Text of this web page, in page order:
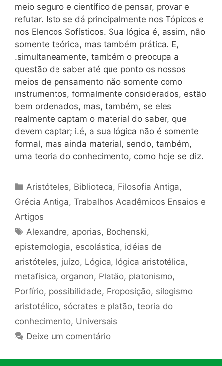
meio seguro e científico de pensar, provar e
refutar. Isto se dá principalmente nos Tópicos e
nos Elencos Sofísticos. Sua lógica é, assim, não
somente teórica, mas também prática. E,
.simultaneamente, também o preocupa a
questão de saber até que ponto os nossos
meios de pensamento não somente como
instrumentos, formalmente considerados, estão
bem ordenados, mas, também, se eles
realmente captam o material do saber, que
devem captar; i.é, a sua lógica não é somente
formal, mas ainda material, sendo, também,
uma teoria do conhecimento, como hoje se diz.
Categorias
Aristóteles, Biblioteca, Filosofia Antiga,
Grécia Antiga, Trabalhos Acadêmicos Ensaios e
Artigos
Tags
Alexandre, aporias, Bochenski,
epistemologia, escolástica, idéias de
aristóteles, juízo, Lógica, lógica aristotélica,
metafísica, organon, Platão, platonismo,
Porfírio, possibilidade, Proposição, silogismo
aristotélico, sócrates e platão, teoria do
conhecimento, Universais
Deixe um comentário